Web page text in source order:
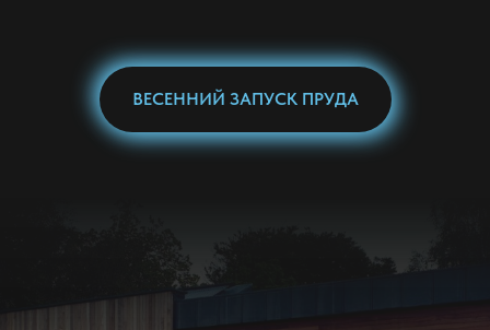
ВЕСЕННИЙ ЗАПУСК ПРУДА